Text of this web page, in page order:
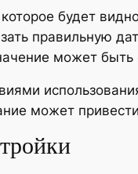
будет
правильную
может
может